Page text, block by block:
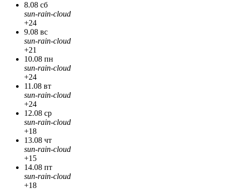
8.08 сб
sun-rain-cloud
+24
9.08 вс
sun-rain-cloud
+21
10.08 пн
sun-rain-cloud
+24
11.08 вт
sun-rain-cloud
+24
12.08 ср
sun-rain-cloud
+18
13.08 чт
sun-rain-cloud
+15
14.08 пт
sun-rain-cloud
+18